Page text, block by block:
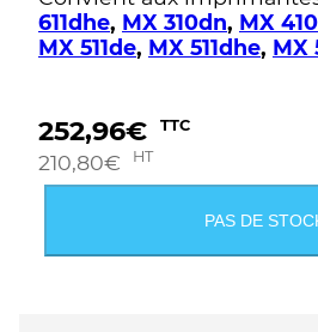
611dhe, MX 310dn, MX
MX 511de, MX 511dhe, MX
252,96€ TTC
210,80€ HT
PAS DE